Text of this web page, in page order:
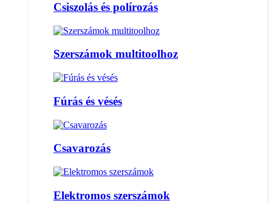
Csiszolás és polírozás
Szerszámok multitoolhoz
Fúrás és vésés
Csavarozás
Elektromos szerszámok